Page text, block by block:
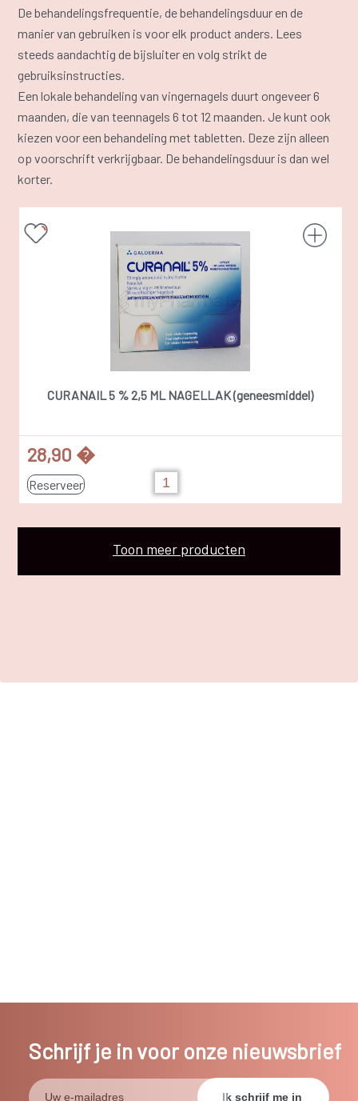
De behandelingsfrequentie, de behandelingsduur en de
manier van gebruiken is voor elk product anders. Lees
steeds aandachtig de bijsluiter en volg strikt de
gebruiksinstructies.
Een lokale behandeling van vingernagels duurt ongeveer 6
maanden, die van teennagels 6 tot 12 maanden. Je kunt ook
kiezen voor een behandeling met tabletten. Deze zijn alleen
op voorschrift verkrijgbaar. De behandelingsduur is dan wel
korter.
CURANAIL 5 % 2,5 ML NAGELLAK (geneesmiddel)
28,90 �
Reserveer
Toon meer producten
Schrijf je in voor onze nieuwsbrief